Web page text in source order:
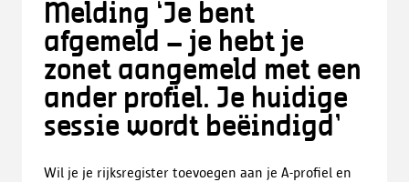
Melding ‘Je bent
afgemeld – je hebt je
zonet aangemeld met een
ander profiel. Je huidige
sessie wordt beëindigd’
Wil je je rijksregister toevoegen aan je A-profiel en